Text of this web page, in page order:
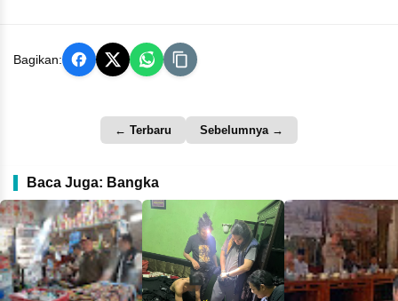
Bagikan:
← Terbaru Sebelumnya →
Baca Juga: Bangka